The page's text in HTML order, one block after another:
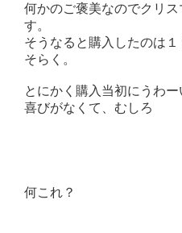
何かのご褒美なのでクリ
す。
そうなると購入したのは
そらく。
とにかく購入当初にうわ
喜びがなくて、むしろ
何これ？